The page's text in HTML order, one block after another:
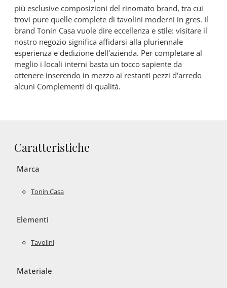
più esclusive composizioni del rinomato brand, tra cui
trovi pure quelle complete di tavolini moderni in gres. Il
brand Tonin Casa vuole dire eccellenza e stile: visitare il
nostro negozio significa affidarsi alla pluriennale
esperienza e dedizione dell'azienda. Per completare al
meglio i locali interni basta un tocco sapiente da
ottenere inserendo in mezzo ai restanti pezzi d'arredo
alcuni Complementi di qualità.
Caratteristiche
Marca
Tonin Casa
Elementi
Tavolini
Materiale